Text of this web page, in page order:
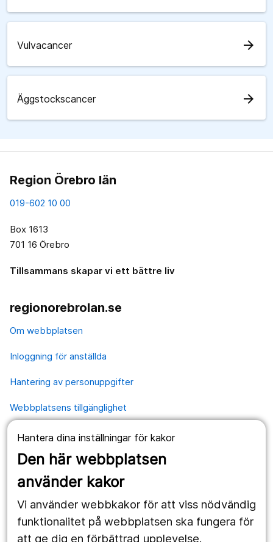
Hantera dina inställningar för kakor
Den här webbplatsen
använder kakor
Vi använder webbkakor för att viss nödvändig
funktionalitet på webbplatsen ska fungera för
att ge dig en förbättrad upplevelse.
Vulvacancer arrow_forward
Äggstockscancer arrow_forward
Region Örebro län
019-602 10 00
Box 1613
701 16 Örebro
Tillsammans skapar vi ett bättre liv
regionorebrolan.se
Om webbplatsen
Inloggning för anställda
Hantering av personuppgifter
Webbplatsens tillgänglighet
Våra webbplatser
1177.se
Region Örebro län